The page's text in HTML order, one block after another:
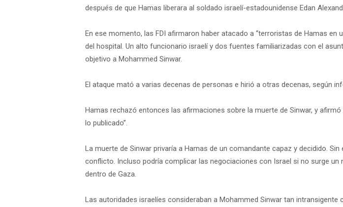
después de que Hamas liberara al soldado israelí-estadounidense Edan
En ese momento, las FDI afirmaron haber atacado a “terroristas de Hamas
del hospital. Un alto funcionario israelí y dos fuentes familiarizadas con el
objetivo a Mohammed Sinwar.
El ataque mató a varias decenas de personas e hirió a otras decenas, según
Hamas rechazó entonces las afirmaciones sobre la muerte de Sinwar, y
lo publicado”.
La muerte de Sinwar privaría a Hamas de un comandante capaz y decidido.
conflicto. Incluso podría complicar las negociaciones con Israel si no surge
dentro de Gaza.
Las autoridades israelíes consideraban a Mohammed Sinwar tan